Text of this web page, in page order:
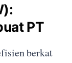
PT
berkat